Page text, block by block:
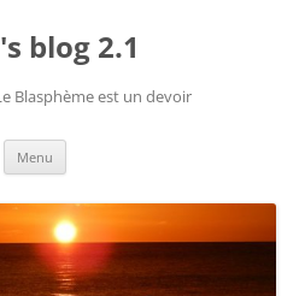
blog 2.1
Blasphème est un devoir
Menu